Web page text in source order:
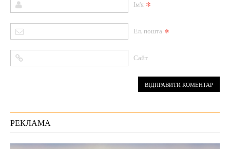
Ім'я *
Ел. пошта *
Сайт
РЕКЛАМА